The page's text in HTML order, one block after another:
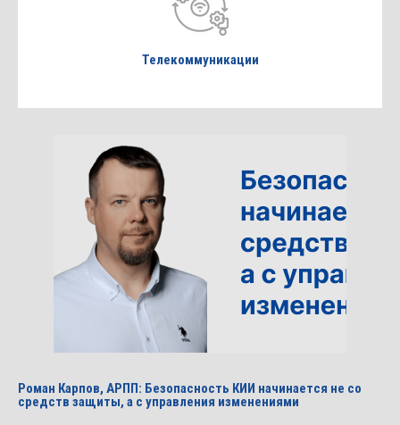
Телекоммуникации
Роман Карпов, АРПП: Безопасность КИИ начинается не со
средств защиты, а с управления изменениями